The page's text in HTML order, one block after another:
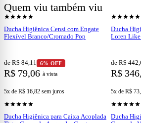
protegendo de problemas com a ação do
design mais neutro, o que facilita a sua
- Aumento da vida útil da peça tratada;
Quem viu também viu
shopping_cartVer produto
starstarstarstarstar
Ducha Higiênica Censi com Engate
Flexível Branco/Cromado Pop
de R$ 84,11 6% OFF
R$ 79,06 à vista
5x de R$ 16,82 sem juros
starstarstarstarstar
Ducha
Loren Like
de R$
R$
5x de R$
Ver produto
starstarstarstarstar
Ducha Higiênica para Caixa Acoplada
starstarstarstarstar
Ducha